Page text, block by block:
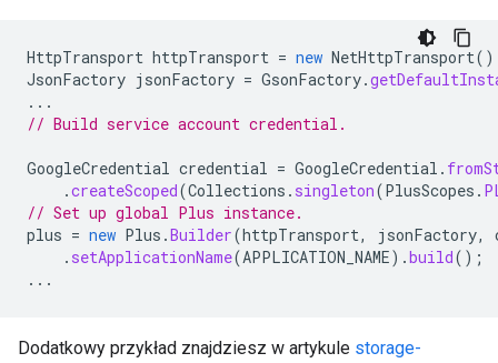
HttpTransport httpTransport = new NetHttpTransport
JsonFactory jsonFactory = GsonFactory.
...
// Build service account credential.
GoogleCredential credential = GoogleCredential .
.createScoped(Collections . singleton(PlusScopes .
// Set up global Plus instance.
plus = new Plus .Builder(httpTransport, jsonFactory,
. setApplicationName(APPLICATION_NAME).build();
...
Dodatkowy przykład znajdziesz w artykule storage-